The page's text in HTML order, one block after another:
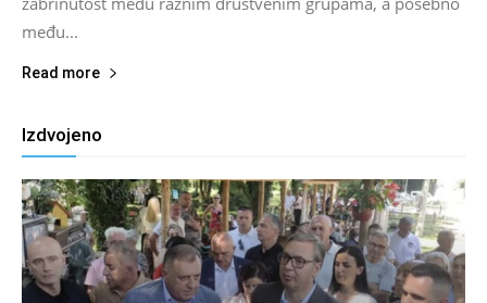
među...
Read more
Izdvojeno